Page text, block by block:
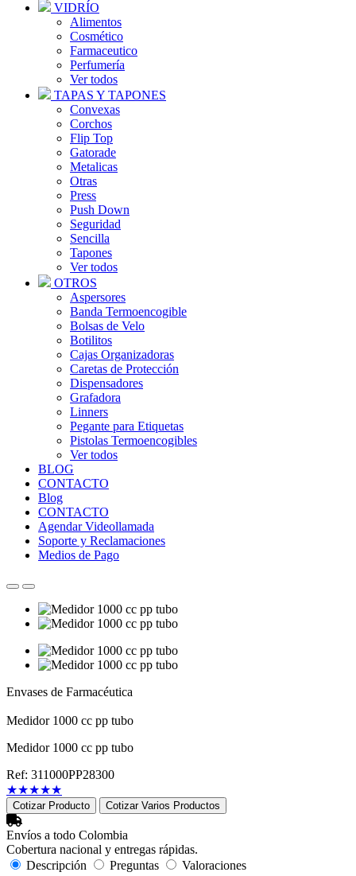
VIDRÍO
Alimentos
Cosmético
Farmaceutico
Perfumería
Ver todos
TAPAS Y TAPONES
Convexas
Corchos
Flip Top
Gatorade
Metalicas
Otras
Press
Push Down
Seguridad
Sencilla
Tapones
Ver todos
OTROS
Aspersores
Banda Termoencogible
Bolsas de Velo
Botilitos
Cajas Organizadoras
Caretas de Protección
Dispensadores
Grafadora
Linners
Pegante para Etiquetas
Pistolas Termoencogibles
Ver todos
BLOG
CONTACTO
Blog
CONTACTO
Agendar Videollamada
Soporte y Reclamaciones
Medios de Pago
Envases de Farmacéutica
Medidor 1000 cc pp tubo
Medidor 1000 cc pp tubo
Ref: 311000PP28300
★★★★★
Cotizar Producto Cotizar Varios Productos
Envíos a todo Colombia
Cobertura nacional y entregas rápidas.
Descripción
Preguntas
Valoraciones